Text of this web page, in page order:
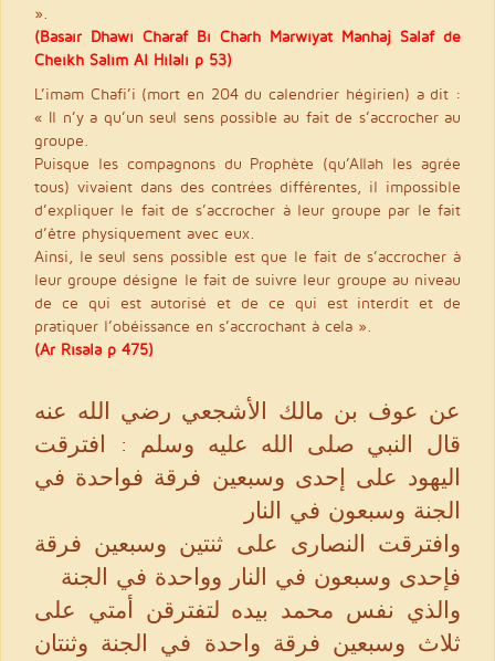
».
(Basair Dhawi Charaf Bi Charh Marwiyat Manhaj Salaf de
Cheikh Salim Al Hilali p 53)
L’imam Chafi’i (mort en 204 du calendrier hégirien) a dit :
« Il n’y a qu’un seul sens possible au fait de s’accrocher au
groupe.
Puisque les compagnons du Prophète (qu’Allah les agrée
tous) vivaient dans des contrées différentes, il impossible
d’expliquer le fait de s’accrocher à leur groupe par le fait
d’être physiquement avec eux.
Ainsi, le seul sens possible est que le fait de s’accrocher à
leur groupe désigne le fait de suivre leur groupe au niveau
de ce qui est autorisé et de ce qui est interdit et de
pratiquer l’obéissance en s’accrochant à cela ».
(Ar Risala p 475)
عن عوف بن مالك الأشجعي رضي الله عنه
قال النبي صلى الله عليه وسلم : افترقت
اليهود على إحدى وسبعين فرقة فواحدة في
الجنة وسبعون في النار
وافترقت النصارى على ثنتين وسبعين فرقة
فإحدى وسبعون في النار وواحدة في الجنة
والذي نفس محمد بيده لتفترقن أمتي على
ثلاث وسبعين فرقة واحدة في الجنة وثنتان